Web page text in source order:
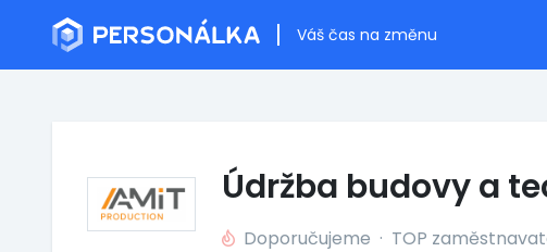
Váš čas na změnu
Údržba budovy a
Doporučujeme · TOP